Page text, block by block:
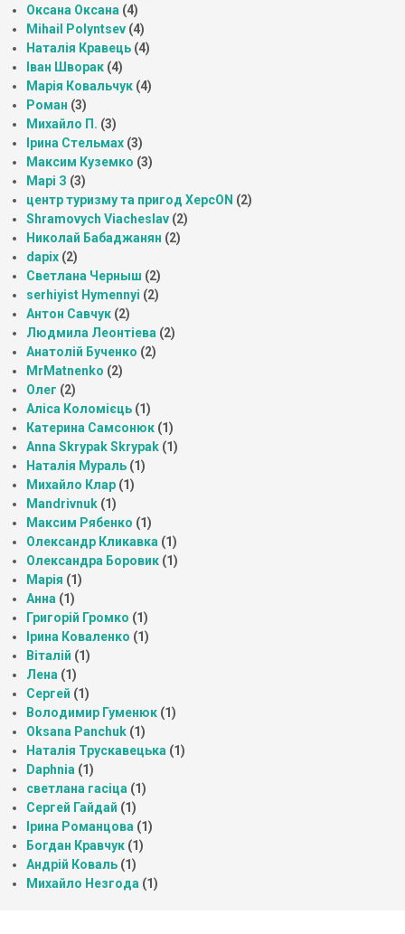
Оксана Оксана (4)
Mihail Polyntsev (4)
Наталія Кравець (4)
Іван Шворак (4)
Марія Ковальчук (4)
Роман (3)
Михайло П. (3)
Ірина Стельмах (3)
Максим Куземко (3)
Марі З (3)
центр туризму та пригод ХерсON (2)
Shramovych Viacheslav (2)
Николай Бабаджанян (2)
dapix (2)
Светлана Черныш (2)
serhiyist Hymennyi (2)
Антон Савчук (2)
Людмила Леонтіева (2)
Анатолій Бученко (2)
MrMatnenko (2)
Олег (2)
Аліса Коломієць (1)
Катерина Самсонюк (1)
Anna Skrypak Skrypak (1)
Наталія Мураль (1)
Михайло Клар (1)
Mandrivnuk (1)
Максим Рябенко (1)
Олександр Кликавка (1)
Олександра Боровик (1)
Марія (1)
Анна (1)
Григорій Громко (1)
Ірина Коваленко (1)
Віталій (1)
Лена (1)
Сергей (1)
Володимир Гуменюк (1)
Oksana Panchuk (1)
Наталія Трускавецька (1)
Daphnia (1)
светлана гасіца (1)
Сергей Гайдай (1)
Ірина Романцова (1)
Богдан Кравчук (1)
Андрій Коваль (1)
Михайло Незгода (1)